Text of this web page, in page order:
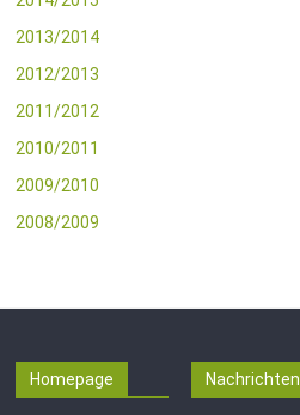
2013/2014
2012/2013
2011/2012
2010/2011
2009/2010
2008/2009
Homepage Nachrichten